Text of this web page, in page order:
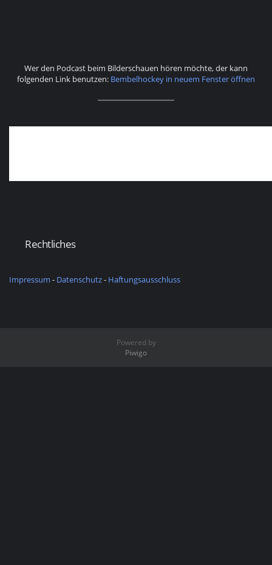
Wer den Podcast beim Bilderschauen hören möchte, der kann
folgenden Link benutzen: Bembelhockey in neuem Fenster öffnen
Rechtliches
Impressum - Datenschutz- Haftungsausschluss
Powered by
Piwigo